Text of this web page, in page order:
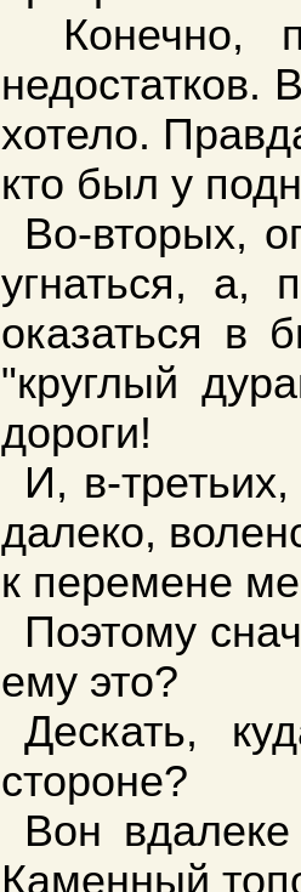
Конечно,
недостатков.
хотело.
кто был у
Во-вторых,
угнаться, а,
оказаться в
"круглый
дороги!
И, в-
далеко,
к перемене
Поэтому
ему это?
Дескать,
стороне?
Вон
Каменный